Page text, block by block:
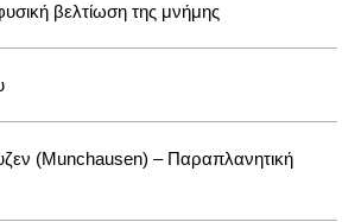
βελτίωση της μνήμης
(Munchausen) – Παραπλανητική